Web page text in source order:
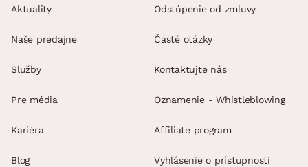
Aktuality
Naše predajne
Služby
Pre média
Kariéra
Blog
Odstúpenie od zmluvy
Časté otázky
Kontaktujte nás
Oznamenie - Whistleblowing
Affiliate program
Vyhlásenie o prístupnosti